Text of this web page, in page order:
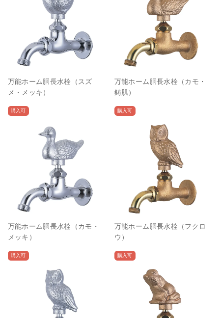
万能ホーム胴長水栓（スズ
メ・メッキ）
万能ホーム胴長水栓（カモ・
鋳肌）
購入可
万能ホーム胴長水栓（カモ・
メッキ）
購入可
万能ホーム胴長水栓（フクロ
ウ）
購入可 購入可